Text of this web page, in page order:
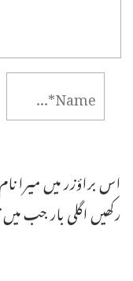
اس براؤزر میں
رکھیں اگلی بار جب